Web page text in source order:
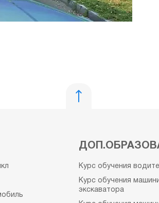
Курс обучения
Курс обучения
экскаватора